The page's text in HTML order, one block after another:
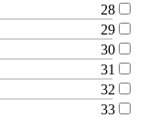
28
29
30
31
32
33